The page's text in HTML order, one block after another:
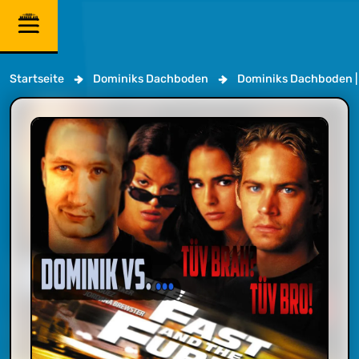
Startseite Dominiks Dachboden Dominiks Dachboden